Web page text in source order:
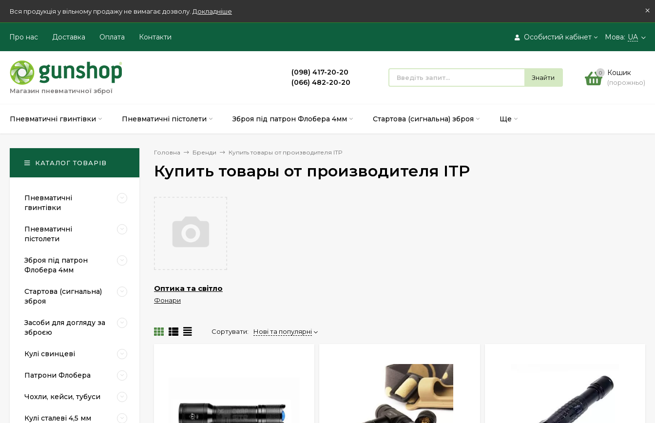
Вся продукція у вільному продажу не вимагає дозволу. Докладніше ×
Особистий кабінет
Вхід
Реєстрація
Мова: UA
Про нас Доставка Оплата Контакти
Магазин пневматичної зброї
(098) 417-20-20
(066) 482-20-20
Знайти
0 Кошик
(порожньо)
Пневматичні гвинтівки Пневматичні пістолети Зброя під патрон Флобера 4мм Стартова (сигнальна) зброя Ще
Головна Бренди Купить товары от производителя ITP
Купить товары от производителя ITP
Оптика та світло
Фонари
Сортувати: Нові та популярні
КАТАЛОГ ТОВАРІВ
Пневматичні
гвинтівки
Пневматичні
пістолети
Зброя під патрон
Флобера 4мм
Стартова (сигнальна)
зброя
Засоби для догляду за
зброєю
Кулі свинцеві
Патрони Флобера
Чохли, кейси, тубуси
Кулі сталеві 4,5 мм